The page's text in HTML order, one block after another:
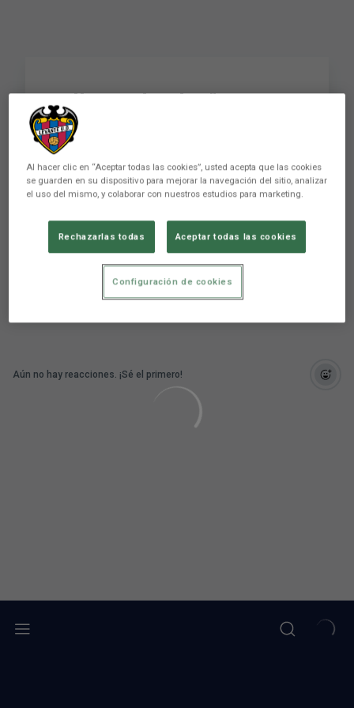
Alba Redondo: "Voy a
darlo todo por el
Levante UD, hasta que
reviente"
Alba Redondo: "Voy a darlo todo por el Levante
UD, hasta que reviente"
Aún no hay reacciones. ¡Sé el primero!
Al hacer clic en “Aceptar todas las cookies”, usted acepta que las cookies
se guarden en su dispositivo para mejorar la navegación del sitio, analizar
el uso del mismo, y colaborar con nuestros estudios para marketing.
Rechazarlas todas Aceptar todas las cookies
Configuración de cookies